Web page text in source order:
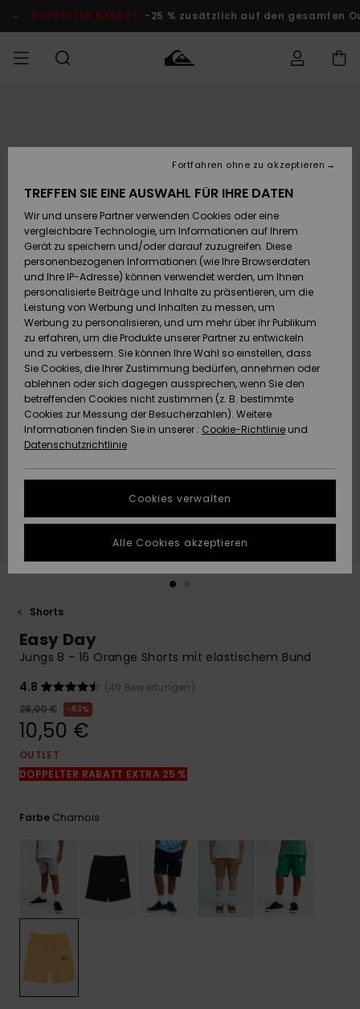
Produktinformation
DOPPELTER RABATT -25 % zusätzlich auf den gesamten
Accessoires
Schuhe&
Flip-Flops
Surf
Snow
Brandneu
Highlights
Accessoires
Schuhe&
Flip-Flops
Surf
Snow
Brandneu
Highlights
FRAUEN
Brandneu
Highlights
Snow
SURF
Kinder
Highlights
Community
SNOW
Snow Shop
Kinder
Snow Shop
Damen
Highlights
Community
DOPPELTER
RABATT
KINDER
Outlet
Frauen
HILFE & KONTAKT
Retouren
Bezahlung
Geschenkkarte
Quiksilver
Freedom
Datenschutz
Starten Sie eine
um die
schnellste
Antwort auf Ihre
erhalten.
Finden Sie
die häufigsten
Fragen sowie
ansehen
NACHHALTIGKEIT
SHOPS
QUIKSILVER APP
WUNSCHLISTE
Shorts
Easy Day
Jungs 8 - 16 Orange Shorts mit elastischem Bund
4.8
(49 Bewertungen)
28,00 €
63%
10,50 €
OUTLET
DOPPELTER RABATT EXTRA 25 %
Farbe Chamois
TREFFEN SIE EINE AUSWAHL FÜR IHRE DATEN
Wir und unsere Partner verwenden Cookies oder eine
vergleichbare Technologie, um Informationen auf Ihrem
Gerät zu speichern und/oder darauf zuzugreifen. Diese
personenbezogenen Informationen (wie Ihre Browserdaten
und Ihre IP-Adresse) können verwendet werden, um Ihnen
personalisierte Beiträge und Inhalte zu präsentieren, um die
Leistung von Werbung und Inhalten zu messen, um
Werbung zu personalisieren, und um mehr über ihr Publikum
zu erfahren, um die Produkte unserer Partner zu entwickeln
und zu verbessern. Sie können Ihre Wahl so einstellen, dass
Sie Cookies, die Ihrer Zustimmung bedürfen, annehmen oder
ablehnen oder sich dagegen aussprechen, wenn Sie den
betreffenden Cookies nicht zustimmen (z. B. bestimmte
Cookies zur Messung der Besucherzahlen). Weitere
Informationen finden Sie in unserer : Cookie-Richtlinie und
Datenschutzrichtlinie
Cookies verwalten
Fortfahren ohne zu akzeptieren
Alle Cookies akzeptieren